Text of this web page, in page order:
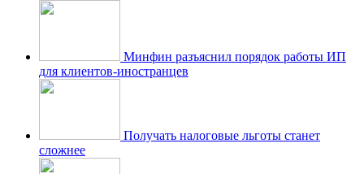
Минфин разъяснил порядок работы ИП
для клиентов-иностранцев
Получать налоговые льготы станет
сложнее